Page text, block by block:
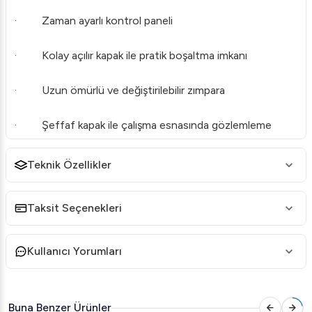
· Zaman ayarlı kontrol paneli
· Kolay açılır kapak ile pratik boşaltma imkanı
· Uzun ömürlü ve değiştirilebilir zımpara
· Şeffaf kapak ile çalışma esnasında gözlemleme
imkanı
· Soyma süresi 1-2 Dakika
· Dayanıklı aşındırıcı ile kaplanmış çıkarılabilir döner
Teknik Özellikler
Taksit Seçenekleri
Kullanıcı Yorumları
Buna Benzer Ürünler